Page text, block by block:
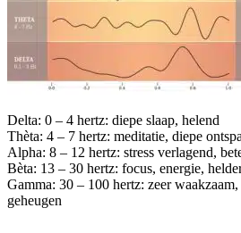
Delta: 0 – 4 hertz: diepe slaap, helend
Thèta: 4 – 7 hertz: meditatie, diepe
Alpha: 8 – 12 hertz: stress verlagend,
Bèta: 13 – 30 hertz: focus, energie,
Gamma: 30 – 100 hertz: zeer
geheugen